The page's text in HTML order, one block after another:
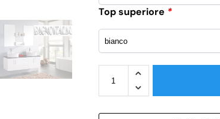
Top superiore *